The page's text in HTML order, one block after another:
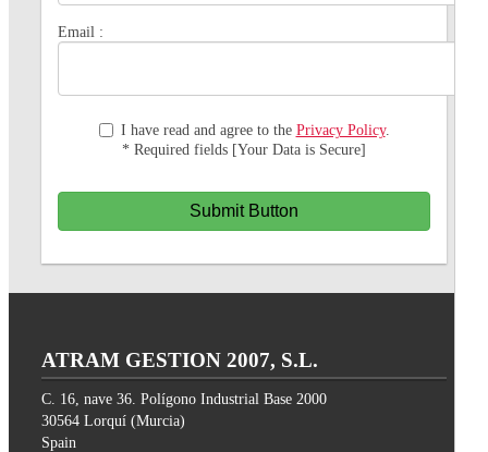
Email :
I have read and agree to the Privacy Policy.
* Required fields [Your Data is Secure]
Submit Button
ATRAM GESTION 2007, S.L.
C. 16, nave 36. Polígono Industrial Base 2000
30564 Lorquí (Murcia)
Spain